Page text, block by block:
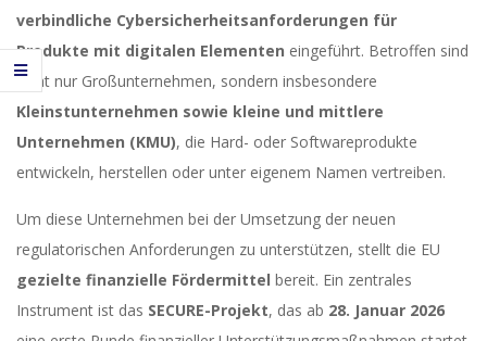
verbindliche Cybersicherheitsanforderungen für
Produkte mit digitalen Elementen eingeführt. Betroffen sind
nicht nur Großunternehmen, sondern insbesondere
Kleinstunternehmen sowie kleine und mittlere
Unternehmen (KMU), die Hard- oder Softwareprodukte
entwickeln, herstellen oder unter eigenem Namen vertreiben.
Um diese Unternehmen bei der Umsetzung der neuen
regulatorischen Anforderungen zu unterstützen, stellt die EU
gezielte finanzielle Fördermittel bereit. Ein zentrales
Instrument ist das SECURE-Projekt, das ab 28. Januar 2026